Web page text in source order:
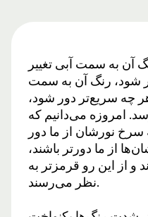
آن به سمت آبی تغییر
شود، رنگ آن به سمت
چه سریع‌تر دور شود،
امروزه می‌دانیم که
سرخ نورشان از ما دور
از ما دورتر باشند،
و از این رو قرمزتر به
نظر می‌رسند.